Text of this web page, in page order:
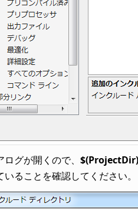
グが開くので、
ることを確認してください。